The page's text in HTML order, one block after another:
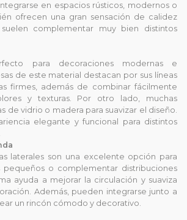
en espacios rústicos, modernos o
ofrecen una gran sensación de calidez
complementar muy bien distintos
para decoraciones modernas e
de este material destacan por sus líneas
firmes, además de combinar fácilmente
y texturas. Por otro lado, muchas
de vidrio o madera para suavizar el diseño.
elegante y funcional para distintos
laterales son una excelente opción para
pequeños o complementar distribuciones
ayuda a mejorar la circulación y suaviza
Además, pueden integrarse junto a
un rincón cómodo y decorativo.